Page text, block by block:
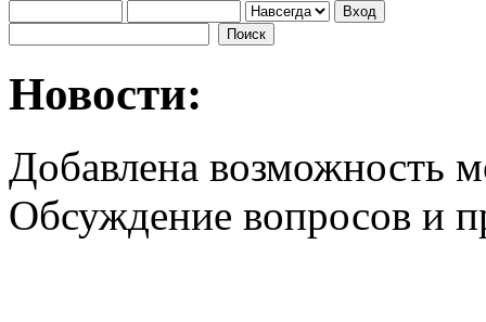
Новости:
Добавлена возможность
Обсуждение вопросов и